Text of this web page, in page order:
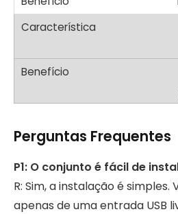
Perguntas Frequentes
P1: O conjunto é fácil de
R: Sim, a instalação é
apenas de uma entrada USB